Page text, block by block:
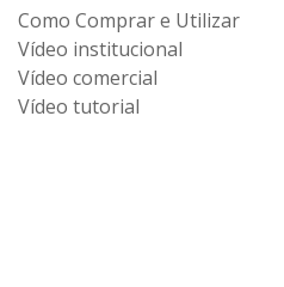
Como Comprar e Utilizar
Vídeo institucional
Vídeo comercial
Vídeo tutorial